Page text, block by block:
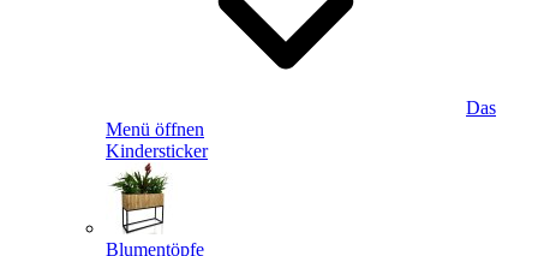
Das
Menü öffnen
Kindersticker
Blumentöpfe